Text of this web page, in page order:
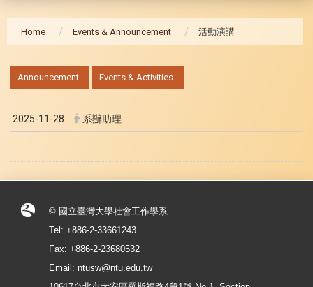
Home Events & Announcement 活動演講
Announcement Events & Activities
2025-11-28 系辦助理
© 國立臺灣大學社會工作學系
Tel: +886-2-33661243
Fax: +886-2-23680532
Email: ntusw@ntu.edu.tw